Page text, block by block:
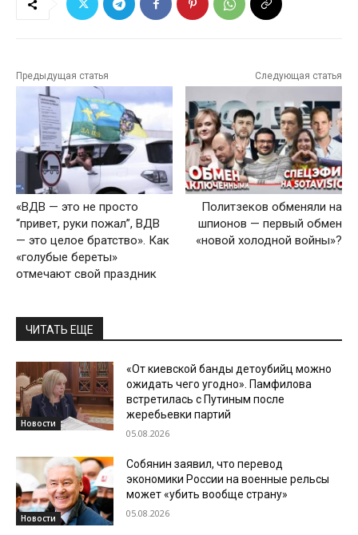
Предыдущая статья
«ВДВ — это не просто
“привет, руки пожал”, ВДВ
— это целое братство». Как
«голубые береты»
отмечают свой праздник
Следующая статья
Политзеков обменяли на
шпионов — первый обмен
«новой холодной войны»?
ЧИТАТЬ ЕЩЕ
Новости
«От киевской банды детоубийц можно
ожидать чего угодно». Памфилова
встретилась с Путиным после
жеребьевки партий
05.08.2026
Новости
Собянин заявил, что перевод
экономики России на военные рельсы
может «убить вообще страну»
05.08.2026